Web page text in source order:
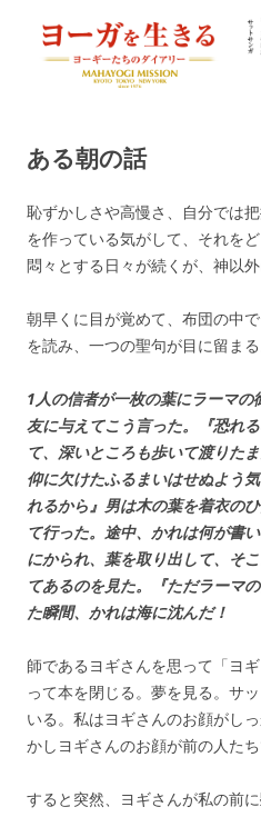
ヨーガを生
ある朝の話
恥ずかしさや高慢さ、自分では
を作っている気がして、それを
悶々とする日々が続くが、神以外
朝早くに目が覚めて、布団の中
を読み、一つの聖句が目に留まる
1人の信者が一枚の葉にラーマ
友に与えてこう言った。『恐れ
て、深いところも歩いて渡りた
仰に欠けたふるまいはせぬよう
れるから』男は木の葉を着衣の
て行った。途中、かれは何が書
にかられ、葉を取り出して、そ
てあるのを見た。『ただラーマ
た瞬間、かれは海に沈んだ！
師であるヨギさんを思って「ヨ
って本を閉じる。夢を見る。サ
いる。私はヨギさんのお顔がし
かしヨギさんのお顔が前の人たち
すると突然、ヨギさんが私の前に